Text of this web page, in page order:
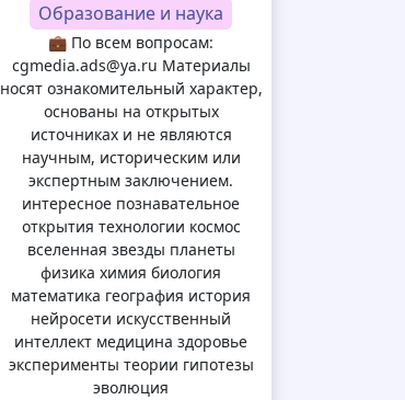
Образование и наука
💼 По всем вопросам:
cgmedia.ads@ya.ru Материалы
носят ознакомительный характер,
основаны на открытых
источниках и не являются
научным, историческим или
экспертным заключением.
интересное познавательное
открытия технологии космос
вселенная звезды планеты
физика химия биология
математика география история
нейросети искусственный
интеллект медицина здоровье
эксперименты теории гипотезы
эволюция